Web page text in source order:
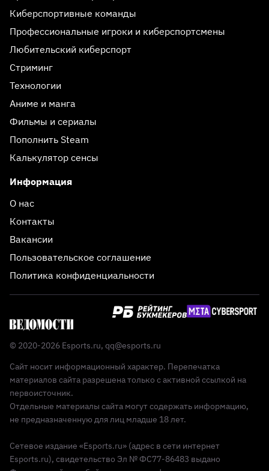
Киберспортивные команды
Профессиональные игроки и киберспортсмены
Любительский киберспорт
Стриминг
Технологии
Аниме и манга
Фильмы и сериалы
Пополнить Steam
Калькулятор сенсы
Информация
О нас
Контакты
Вакансии
Пользовательское соглашение
Политика конфиденциальности
© 2020-2026 Esports.ru, qq@esports.ru
Сайт носит информационный характер. Перепечатка
материалов сайта разрешена только с активной ссылкой на
первоисточник.
Отдельные материалы сайта могут содержать информацию,
не предназначенную для лиц младше 18 лет.
Сетевое издание «Esports.ru» (адрес в сети интернет
Esports.ru), свидетельство Эл № ФС77-86483 выдано